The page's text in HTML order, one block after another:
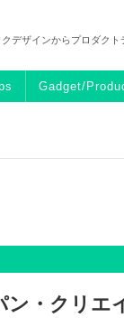
クデザインからプロダク
Gadget/
・クリエ